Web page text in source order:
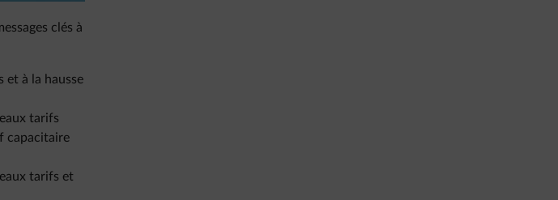
clés à
et à la hausse
tarifs
capacitaire
tarifs et